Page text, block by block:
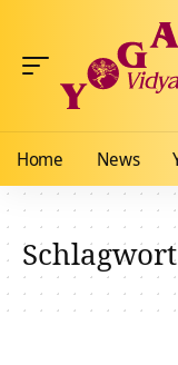
Home News